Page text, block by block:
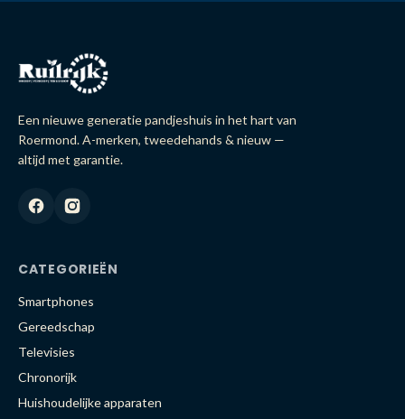
Een nieuwe generatie pandjeshuis in het hart van
Roermond. A-merken, tweedehands & nieuw —
altijd met garantie.
CATEGORIEËN
Smartphones
Gereedschap
Televisies
Chronorijk
Huishoudelijke apparaten